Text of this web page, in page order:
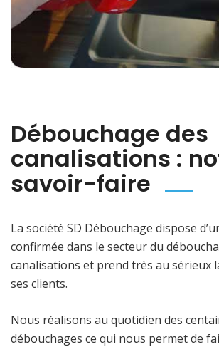
Débouchage des
canalisations :
savoir-faire
La société SD Débouchage dispose
confirmée dans le secteur du
canalisations et prend très au sérieux
ses clients.
Nous réalisons au quotidien des
débouchages ce qui nous permet de